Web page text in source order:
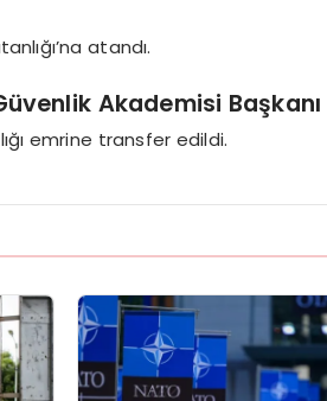
atandı.
Akademisi
emrine transfer edildi.